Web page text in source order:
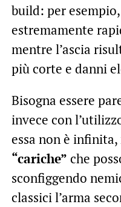
build: per
estremamente
mentre l’ascia
più corte e danni
Bisogna essere
invece con
essa non è
“cariche” che
sconfiggendo
classici l’arma